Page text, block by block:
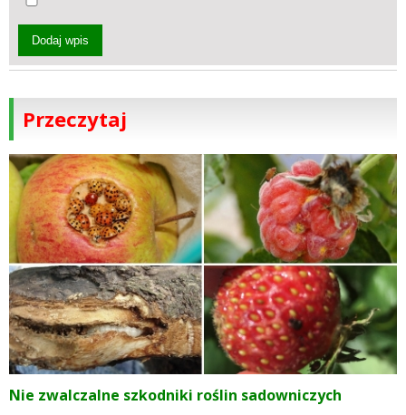
Dodaj wpis
Przeczytaj
Nie zwalczalne szkodniki roślin sadowniczych